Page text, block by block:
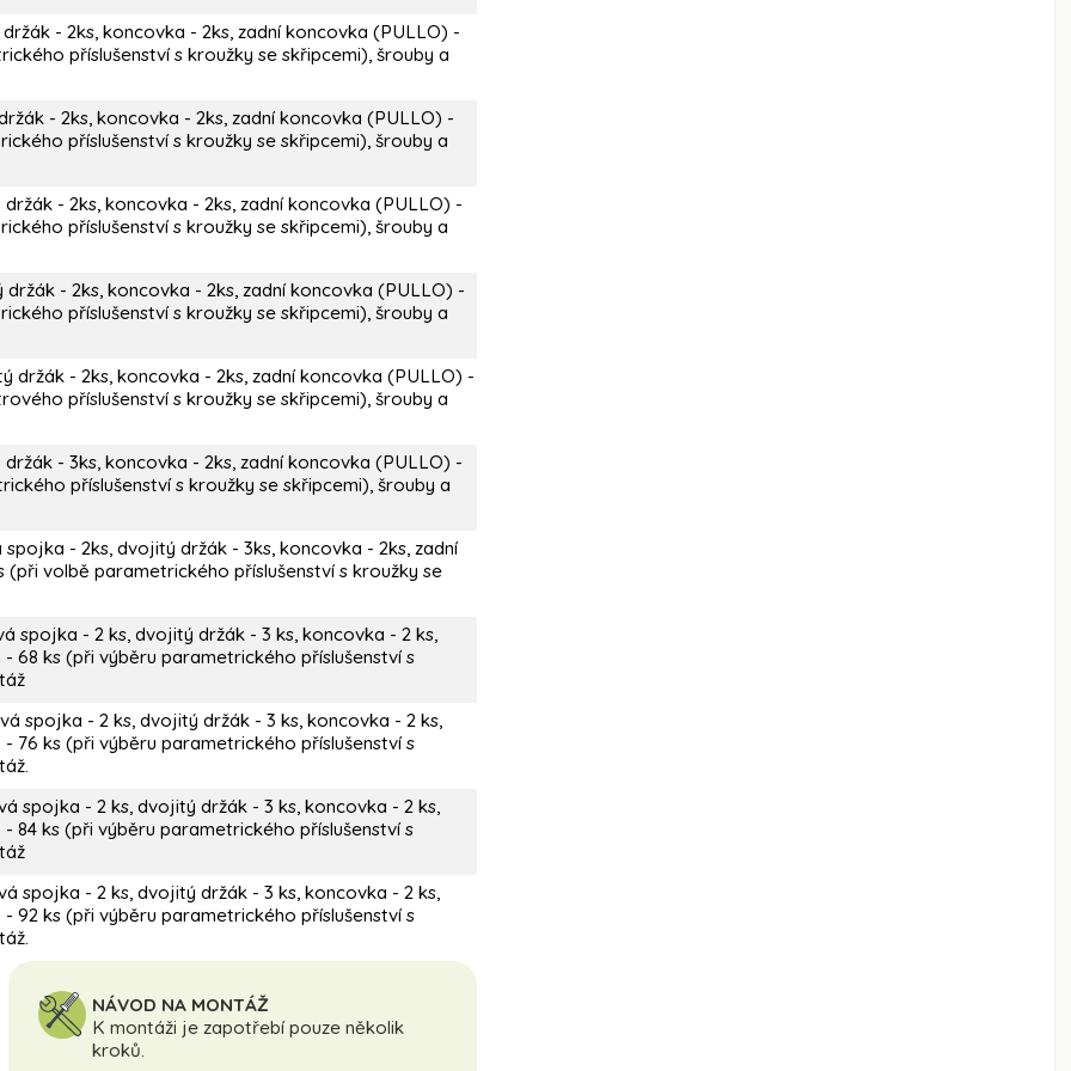
- 2ks, koncovka - 2ks, zadní koncovka (PULLO) -
příslušenství s kroužky se skřipcemi), šrouby a
- 2ks, koncovka - 2ks, zadní koncovka (PULLO) -
příslušenství s kroužky se skřipcemi), šrouby a
- 2ks, koncovka - 2ks, zadní koncovka (PULLO) -
příslušenství s kroužky se skřipcemi), šrouby a
- 2ks, koncovka - 2ks, zadní koncovka (PULLO) -
příslušenství s kroužky se skřipcemi), šrouby a
držák - 2ks, koncovka - 2ks, zadní koncovka (PULLO) -
příslušenství s kroužky se skřipcemi), šrouby a
- 3ks, koncovka - 2ks, zadní koncovka (PULLO) -
příslušenství s kroužky se skřipcemi), šrouby a
- 2ks, dvojitý držák - 3ks, koncovka - 2ks, zadní
volbě parametrického příslušenství s kroužky se
spojka - 2 ks, dvojitý držák - 3 ks, koncovka - 2 ks,
68 ks (při výběru parametrického příslušenství s
spojka - 2 ks, dvojitý držák - 3 ks, koncovka - 2 ks,
76 ks (při výběru parametrického příslušenství s
spojka - 2 ks, dvojitý držák - 3 ks, koncovka - 2 ks,
84 ks (při výběru parametrického příslušenství s
spojka - 2 ks, dvojitý držák - 3 ks, koncovka - 2 ks,
92 ks (při výběru parametrického příslušenství s
NÁVOD NA MONTÁŽ
K montáži je zapotřebí pouze několik
kroků.